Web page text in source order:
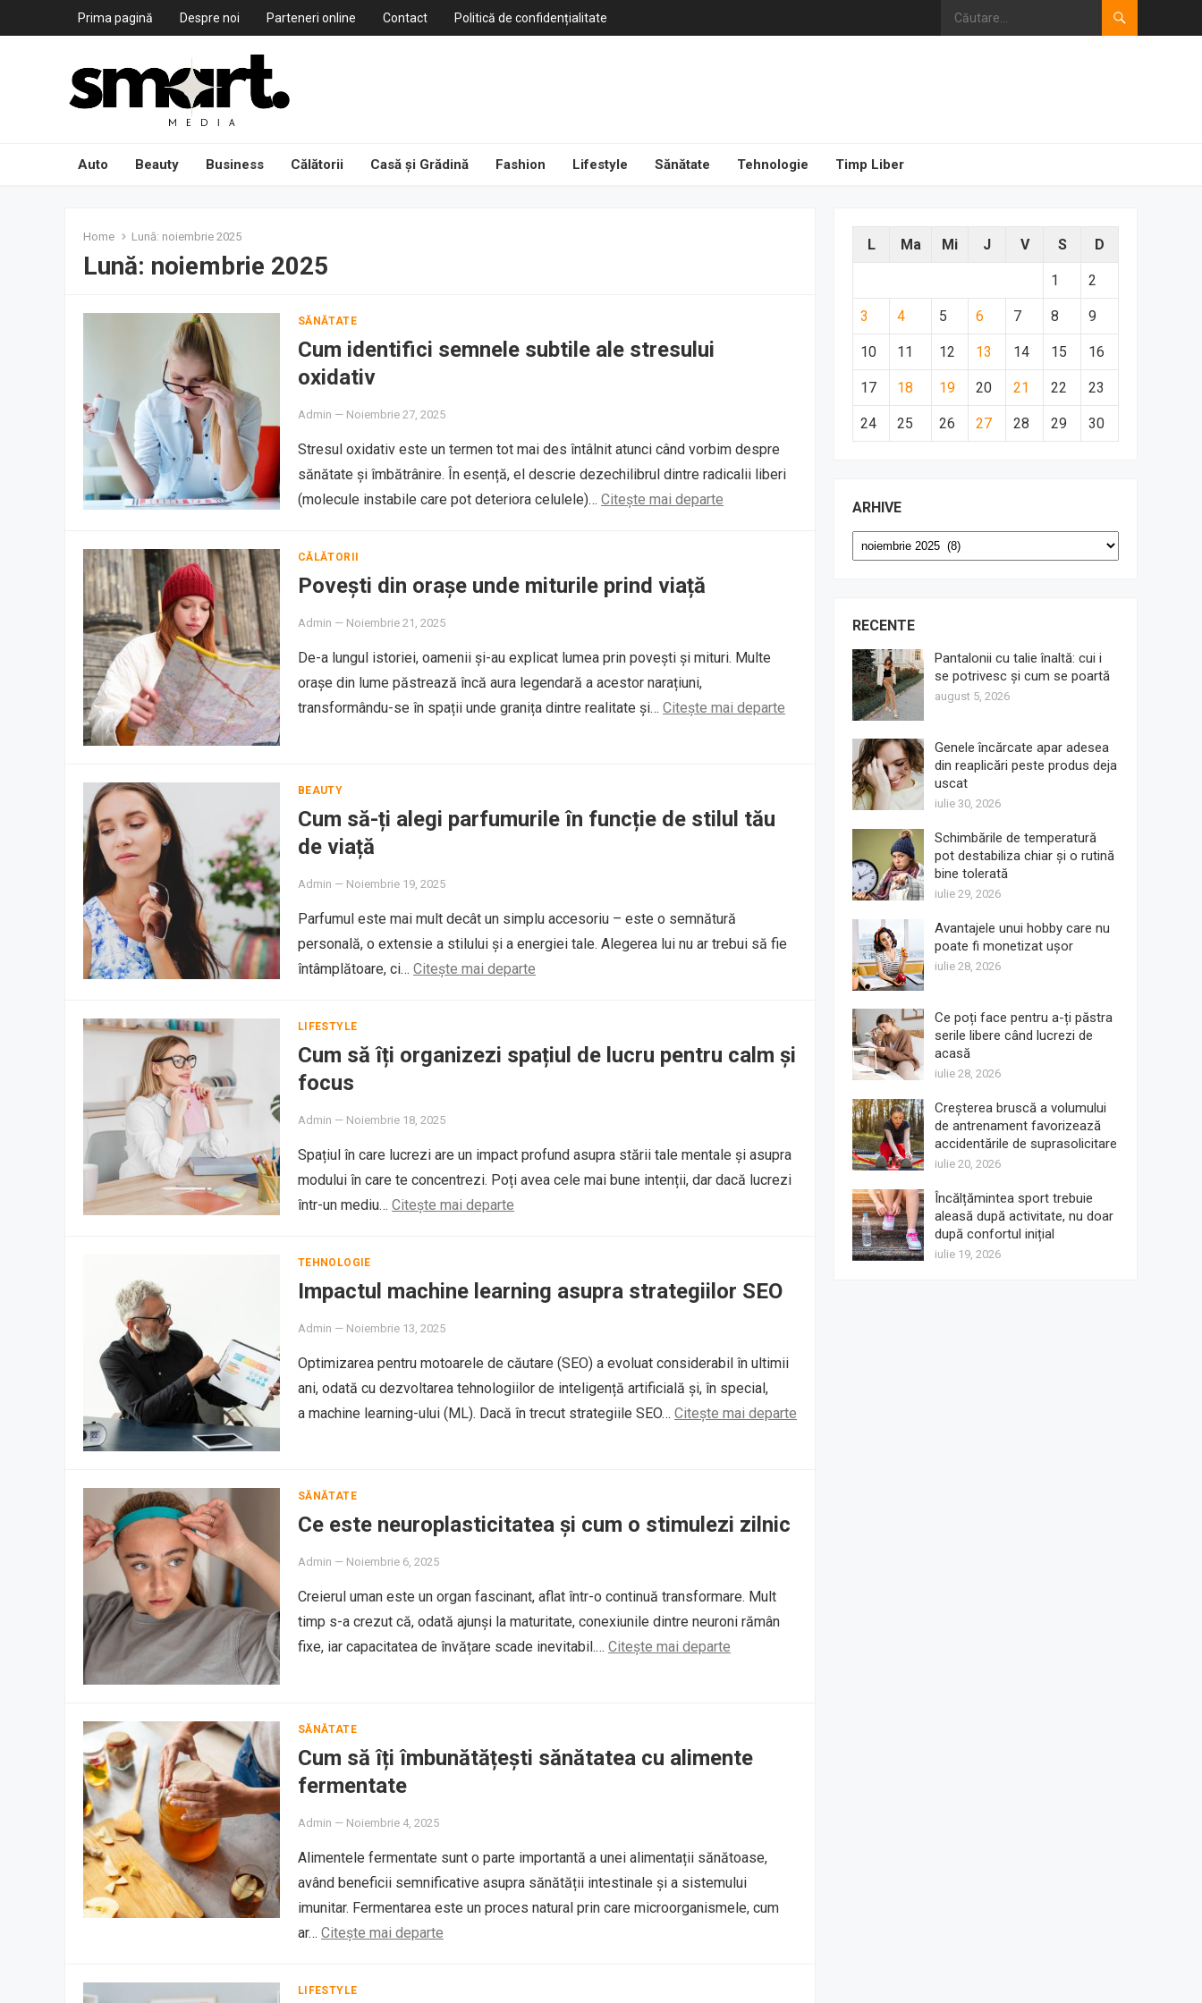
Prima pagină Despre noi Parteneri online Contact Politică de confidențialitate
Auto Beauty Business Călătorii Casă și Grădină Fashion Lifestyle Sănătate Tehnologie Timp Liber
Home Lună: noiembrie 2025
Lună: noiembrie 2025
SĂNĂTATE
Cum identifici semnele subtile ale stresului
oxidativ
Admin — Noiembrie 27, 2025
Stresul oxidativ este un termen tot mai des întâlnit atunci când vorbim despre
sănătate și îmbătrânire. În esență, el descrie dezechilibrul dintre radicalii liberi
(molecule instabile care pot deteriora celulele)… Citește mai departe
CĂLĂTORII
Povești din orașe unde miturile prind viață
Admin — Noiembrie 21, 2025
De-a lungul istoriei, oamenii și-au explicat lumea prin povești și mituri. Multe
orașe din lume păstrează încă aura legendară a acestor narațiuni,
transformându-se în spații unde granița dintre realitate și… Citește mai departe
BEAUTY
Cum să-ți alegi parfumurile în funcție de stilul tău
de viață
Admin — Noiembrie 19, 2025
Parfumul este mai mult decât un simplu accesoriu – este o semnătură
personală, o extensie a stilului și a energiei tale. Alegerea lui nu ar trebui să fie
întâmplătoare, ci… Citește mai departe
LIFESTYLE
Cum să îți organizezi spațiul de lucru pentru calm și
focus
Admin — Noiembrie 18, 2025
Spațiul în care lucrezi are un impact profund asupra stării tale mentale și asupra
modului în care te concentrezi. Poți avea cele mai bune intenții, dar dacă lucrezi
într-un mediu… Citește mai departe
TEHNOLOGIE
Impactul machine learning asupra strategiilor SEO
Admin — Noiembrie 13, 2025
Optimizarea pentru motoarele de căutare (SEO) a evoluat considerabil în ultimii
ani, odată cu dezvoltarea tehnologiilor de inteligență artificială și, în special,
a machine learning-ului (ML). Dacă în trecut strategiile SEO… Citește mai departe
SĂNĂTATE
Ce este neuroplasticitatea și cum o stimulezi zilnic
Admin — Noiembrie 6, 2025
Creierul uman este un organ fascinant, aflat într-o continuă transformare. Mult
timp s-a crezut că, odată ajunși la maturitate, conexiunile dintre neuroni rămân
fixe, iar capacitatea de învățare scade inevitabil.… Citește mai departe
SĂNĂTATE
Cum să îți îmbunătățești sănătatea cu alimente
fermentate
Admin — Noiembrie 4, 2025
Alimentele fermentate sunt o parte importantă a unei alimentații sănătoase,
având beneficii semnificative asupra sănătății intestinale și a sistemului
imunitar. Fermentarea este un proces natural prin care microorganismele, cum
ar… Citește mai departe
LIFESTYLE
L Ma Mi J V S D
1 2
3 4 5 6 7 8 9
10 11 12 13 14 15 16
17 18 19 20 21 22 23
24 25 26 27 28 29 30
ARHIVE
Arhive
RECENTE
Pantalonii cu talie înaltă: cui i
se potrivesc și cum se poartă
august 5, 2026
Genele încărcate apar adesea
din reaplicări peste produs deja
uscat
iulie 30, 2026
Schimbările de temperatură
pot destabiliza chiar și o rutină
bine tolerată
iulie 29, 2026
Avantajele unui hobby care nu
poate fi monetizat ușor
iulie 28, 2026
Ce poți face pentru a-ți păstra
serile libere când lucrezi de
acasă
iulie 28, 2026
Creșterea bruscă a volumului
de antrenament favorizează
accidentările de suprasolicitare
iulie 20, 2026
Încălțămintea sport trebuie
aleasă după activitate, nu doar
după confortul inițial
iulie 19, 2026